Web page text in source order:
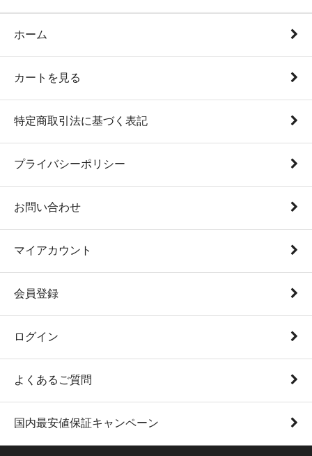
ホーム
カートを見る
特定商取引法に基づく表記
プライバシーポリシー
お問い合わせ
マイアカウント
会員登録
ログイン
よくあるご質問
国内最安値保証キャンペーン